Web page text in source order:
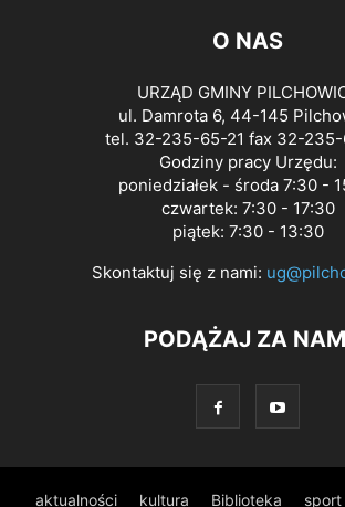
O NAS
URZĄD GMINY
ul. Damrota 6, 44-145
tel. 32-235-65-21 fax 32-
Godziny pracy Urzędu:
poniedziałek - środa 7:30 -
czwartek: 7:30 - 17:30
piątek: 7:30 - 13:30
Skontaktuj się z nami:
PODĄŻAJ ZA
aktualności kultura Biblioteka sport